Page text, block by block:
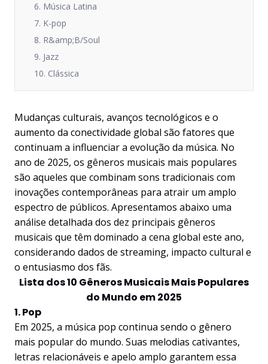
6. Música Latina
7. K-pop
8. R&amp;B/Soul
9. Jazz
10. Clássica
Mudanças culturais, avanços tecnológicos e o
aumento da conectividade global são fatores que
continuam a influenciar a evolução da música. No
ano de 2025, os gêneros musicais mais populares
são aqueles que combinam sons tradicionais com
inovações contemporâneas para atrair um amplo
espectro de públicos. Apresentamos abaixo uma
análise detalhada dos dez principais gêneros
musicais que têm dominado a cena global este ano,
considerando dados de streaming, impacto cultural e
o entusiasmo dos fãs.
Lista dos 10 Gêneros Musicais Mais Populares
do Mundo em 2025
1. Pop
Em 2025, a música pop continua sendo o gênero
mais popular do mundo. Suas melodias cativantes,
letras relacionáveis e apelo amplo garantem essa